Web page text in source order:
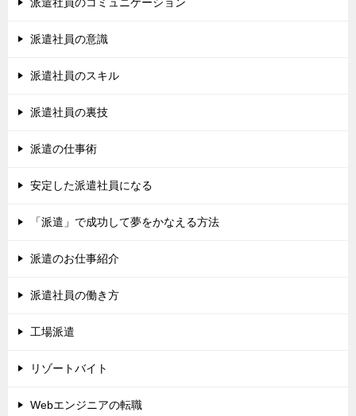
派遣社員の意識
派遣社員のスキル
派遣社員の裏技
派遣の仕事術
安定した派遣社員になる
「派遣」で成功して夢をかなえる方法
派遣のお仕事紹介
派遣社員の働き方
工場派遣
リゾートバイト
Webエンジニアの転職